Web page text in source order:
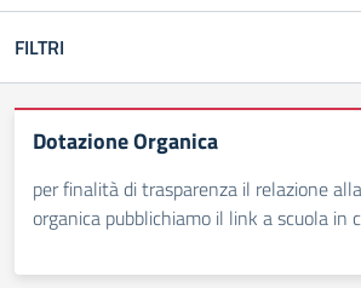
FILTRI
Dotazione Organica
per finalità di trasparenza il relazione
organica pubblichiamo il link a scuola in